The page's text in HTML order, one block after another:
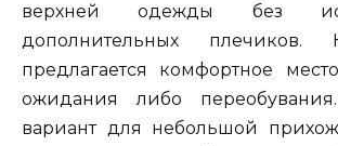
верхней одежды без
дополнительных плечиков.
предлагается комфортное
ожидания либо
вариант для небольшой